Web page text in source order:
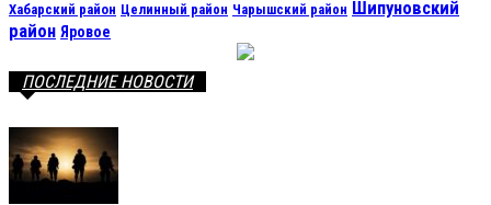
Хабарский район Целинный район Чарышский район Шипуновский
район Яровое
ПОСЛЕДНИЕ НОВОСТИ